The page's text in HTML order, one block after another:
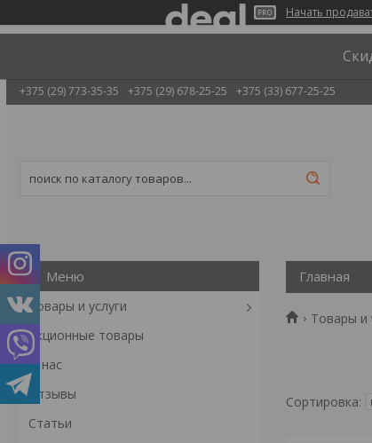
Начать
+375 (29) 773-35-35 +375 (29) 678-25-25 +375 (33) 677-25-25
Товары и услуги
Акционные товары
О нас
Отзывы
Статьи
Главная
Товары и